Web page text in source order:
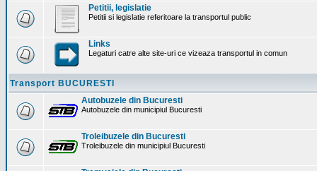
Petitii, legislatie
Petitii si legislatie referitoare la transportul public
Links
Legaturi catre alte site-uri ce vizeaza transportul in comun
Transport BUCURESTI
Autobuzele din Bucuresti
Autobuzele din municipiul Bucuresti
Troleibuzele din Bucuresti
Troleibuzele din municipiul Bucuresti